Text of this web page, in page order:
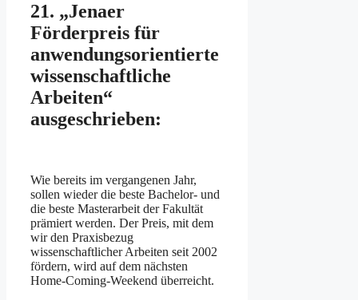
21. „Jenaer
Förderpreis für
anwendungsorientierte
wissenschaftliche
Arbeiten“
ausgeschrieben:
Wie bereits im vergangenen Jahr,
sollen wieder die beste Bachelor- und
die beste Masterarbeit der Fakultät
prämiert werden. Der Preis, mit dem
wir den Praxisbezug
wissenschaftlicher Arbeiten seit 2002
fördern, wird auf dem nächsten
Home-Coming-Weekend überreicht.